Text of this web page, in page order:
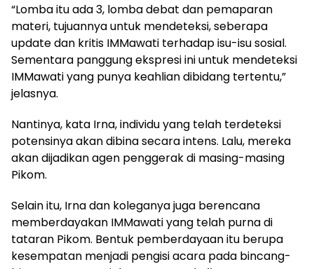
“Lomba itu ada 3, lomba debat dan pemaparan
materi, tujuannya untuk mendeteksi, seberapa
update dan kritis IMMawati terhadap isu-isu sosial.
Sementara panggung ekspresi ini untuk mendeteksi
IMMawati yang punya keahlian dibidang tertentu,”
jelasnya.
Nantinya, kata Irna, individu yang telah terdeteksi
potensinya akan dibina secara intens. Lalu, mereka
akan dijadikan agen penggerak di masing-masing
Pikom.
Selain itu, Irna dan koleganya juga berencana
memberdayakan IMMawati yang telah purna di
tataran Pikom. Bentuk pemberdayaan itu berupa
kesempatan menjadi pengisi acara pada bincang-